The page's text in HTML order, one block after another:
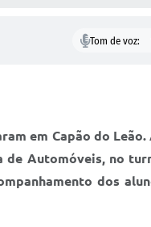
Tom de voz:
em Capão do
Automóveis, no
dos